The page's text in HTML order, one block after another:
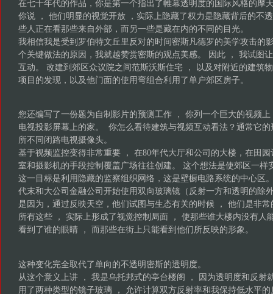
在七十年代的作品，你是第一个指出了帷幕透明度的国际风格的摩
你说 ， 他们明显的视觉开放 ，实际上隐藏了权力是隐藏背后的不
些人正在看那些来自外部，而另一些是藏在内的不同的目光。
我相信我是受到罗伯特文丘里反对的时间密斯凡德罗的美学攻击的
个关键做法的原因，我就越赞赏密斯的观点美感。 因此 ， 我试图
互动。 改建到郊区众议院之间范斯沃斯住宅 ， 以及对附近的建筑
项目的发现，以及他门面的使用弯组合利用了单户郊区房子。
您还编写了一份题为自制影片的预测工作 ， 你列一个巨大的视频
电视投影屏幕上的家。 你怎么看待建筑与视频互动看法？通常它
所不同闭路电视摄像头。
基于视频监控变得非常重要 ， 在80年代大厅和公司的大楼，在田
室和摄影机的手段控制覆盖广场往往创建。 这个想法是使郊区一样
这一目标是利用隐藏的监察组织网络，这是壁橱电路系统的中心区
代末和大公司金融公司开始使用双向玻璃镜（反射一方和透明的除
是因为，通过反映天空，他们试图与生态有关的时候 ， 他们是非
所有这些 ， 实际上形成了视觉控制局面 ， 使那些谁大楼内没有人
看到了谁的眼睛 ， 而那些在街上只能看到他们所反映的形象。
这种变化完全取代了单向的不透明密斯的透明度。
从这个意义上讲 ， 我是乌托邦式的亭台楼阁 ， 因为透明度和反射
用了两种类型的镜子玻璃 ， 允许计算双方反射率和我保持低水平